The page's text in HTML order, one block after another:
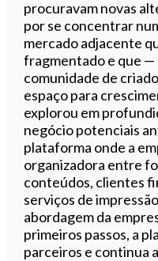
procuravam novas
por se concentrar
mercado adjacente
fragmentado e que
comunidade de
espaço para
explorou em
negócio potenciais
plataforma onde a
organizadora entre
conteúdos, clientes
serviços de
abordagem da
primeiros passos, a
parceiros e continua